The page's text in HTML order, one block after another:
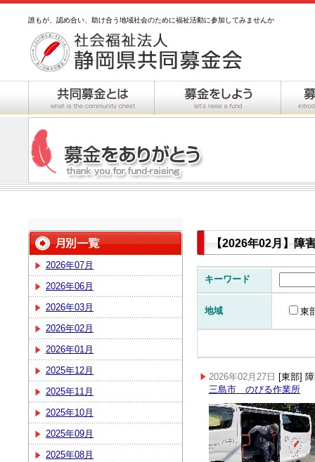
誰もが、認め合い、助け合う地域社会のために福祉活動に参加してみませんか
2026年07月
2026年06月
2026年03月
2026年02月
2026年01月
2025年12月
2025年11月
2025年10月
2025年09月
2025年08月
【2026年02月】障
キーワード
地域 東
2026年02月27日 [東部]
三島市 のびる作業所